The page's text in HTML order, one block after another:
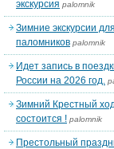
экскурсия palomnik
Зимние экскурсии для
паломников palomnik
Идет запись в
России на 2026 год.
Зимний Крестный
состоится ! palomnik
Престольный